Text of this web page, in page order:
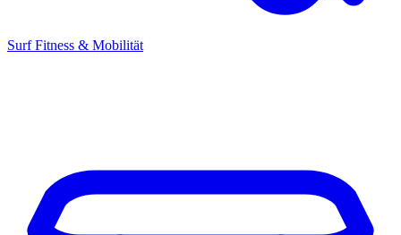
Surf Fitness & Mobilität